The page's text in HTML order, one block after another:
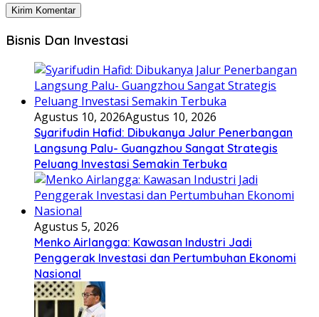
Bisnis Dan Investasi
Agustus 10, 2026Agustus 10, 2026
Syarifudin Hafid: Dibukanya Jalur Penerbangan
Langsung Palu- Guangzhou Sangat Strategis
Peluang Investasi Semakin Terbuka
Agustus 5, 2026
Menko Airlangga: Kawasan Industri Jadi
Penggerak Investasi dan Pertumbuhan Ekonomi
Nasional